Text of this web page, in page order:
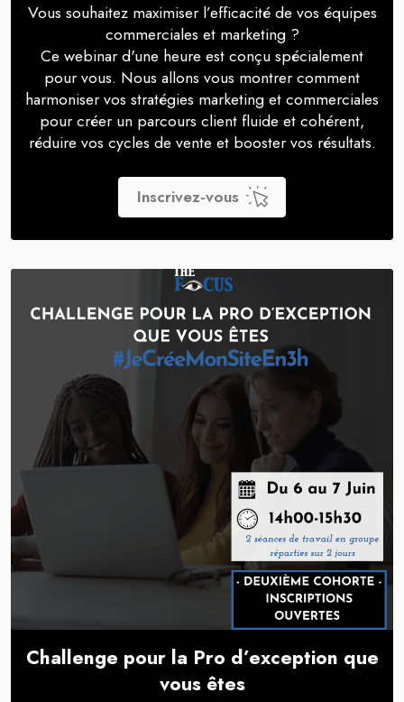
Vous souhaitez maximiser l’efficacité de vos équipes
commerciales et marketing ?
Ce webinar d'une heure est conçu spécialement
pour vous. Nous allons vous montrer comment
harmoniser vos stratégies marketing et commerciales
pour créer un parcours client fluide et cohérent,
réduire vos cycles de vente et booster vos résultats.
Inscrivez-vous
Challenge pour la Pro d’exception que
vous êtes